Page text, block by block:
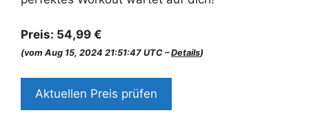
Preis: 54,99 €
(vom Aug 15, 2024 21:51:47 UTC –Details)
Aktuellen Preis prüfen